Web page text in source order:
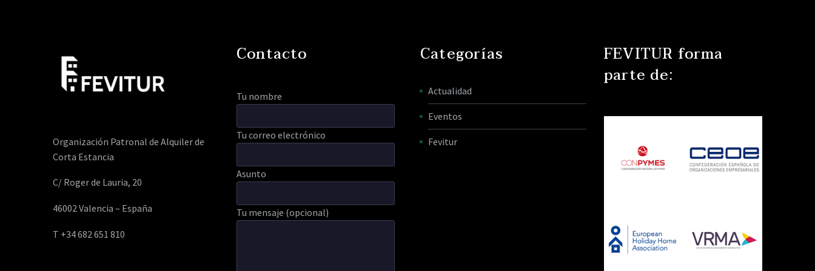
Organización Patronal de Alquiler de
Corta Estancia
C/ Roger de Lauria, 20
46002 Valencia – España
T +34 682 651 810
Contacto
Tu nombre
Tu correo electrónico
Asunto
Tu mensaje (opcional)
Categorías
Actualidad
Eventos
Fevitur
FEVITUR forma
parte de: